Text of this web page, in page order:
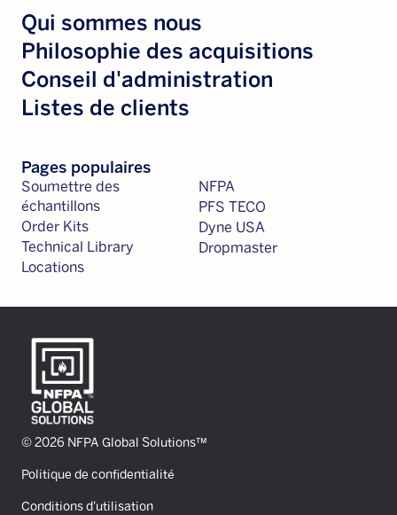
Qui sommes nous
Philosophie des acquisitions
Conseil d'administration
Listes de clients
Pages populaires
Soumettre des
échantillons
Order Kits
Technical Library
Locations
NFPA
PFS TECO
Dyne USA
Dropmaster
© 2026 NFPA Global Solutions™
Politique de confidentialité
Conditions d'utilisation